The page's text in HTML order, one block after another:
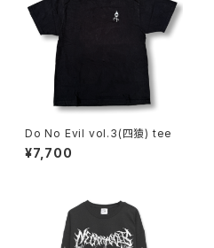
Do No Evil vol.3(四猿) tee
¥7,700